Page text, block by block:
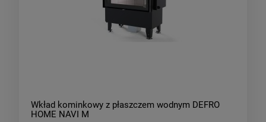
Wkład kominkowy z płaszczem wodnym DEFRO
HOME NAVI M